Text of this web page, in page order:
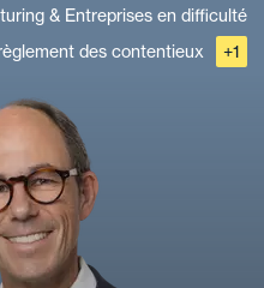
& Entreprises en difficulté
des contentieux
+1
Sonier
Domaine d’expertises :
& Entreprises en difficulté
règlement des contentieux
Fusions & Acquisitions